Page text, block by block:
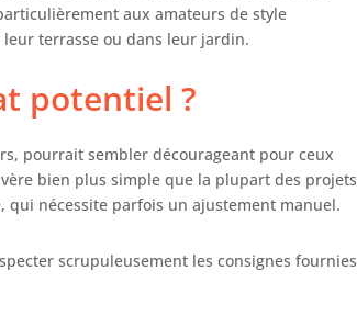
aux amateurs de style
terrasse ou dans leur jardin.
potentiel ?
pourrait sembler décourageant pour ceux
bien plus simple que la plupart des projets
qui nécessite parfois un ajustement manuel.
scrupuleusement les consignes fournies